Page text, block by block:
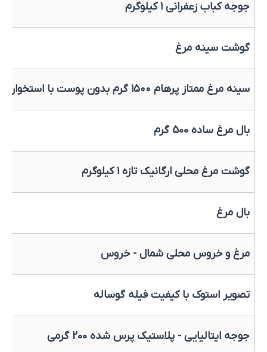
جوجه کباب زعفرانی ۱ کیلوگرم
گوشت سینه مرغ
سینه مرغ ممتاز پرهام ۱۵۰۰ گرم بدون پوست با استخوان
بال مرغ ساده 500 گرم
گوشت مرغ محلی ارگانیک تازه ۱ کیلوگرم
بال مرغ
مرغ و خروس محلی شمال - خروس
تصویر استوک با کیفیت فیله گوساله
جوجه ایتالیایی - پلاستیک پرس شده 200 گرمی